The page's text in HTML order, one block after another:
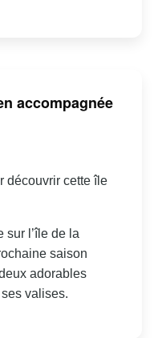
accompagnée
découvrir cette île
sur l’île de la
saison
adorables
valises.